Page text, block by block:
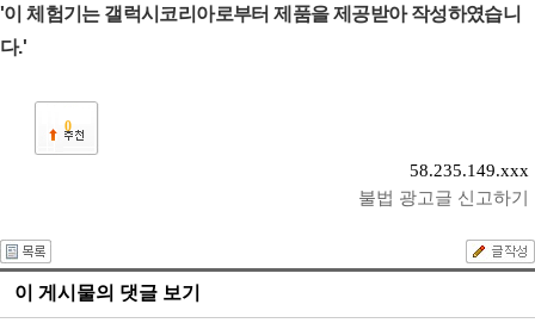
'이 체험기는 갤럭시코리아로부터 제품을 제공받아 작성하였습니
다.'
0
58.235.149.xxx
불법 광고글 신고하기
이 게시물의 댓글 보기